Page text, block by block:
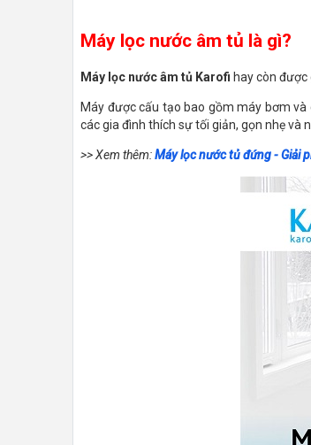
Máy lọc nước âm tủ là gì?
Máy lọc nước âm tủ Karofi hay còn được
Máy được cấu tạo bao gồm máy bơm và
các gia đình thích sự tối giản, gọn nhẹ và
>> Xem thêm:Máy lọc nước tủ đứng - Giải